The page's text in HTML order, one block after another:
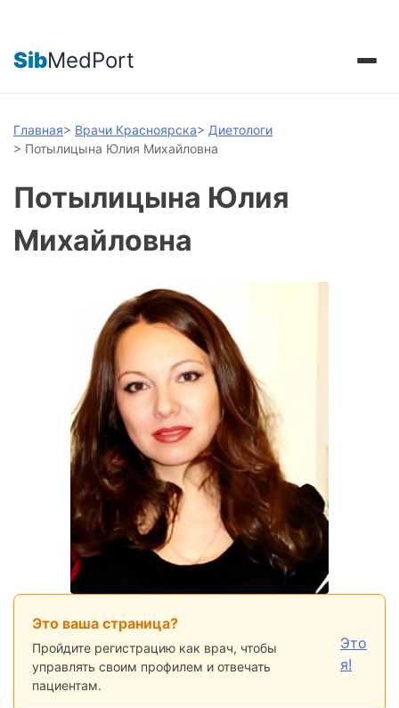
SibMedPort
Главная> Врачи Красноярска> Диетологи
> Потылицына Юлия Михайловна
Потылицына Юлия
Михайловна
Это ваша страница?
Пройдите регистрацию как врач, чтобы
управлять своим профилем и отвечать
пациентам.
Это
я!